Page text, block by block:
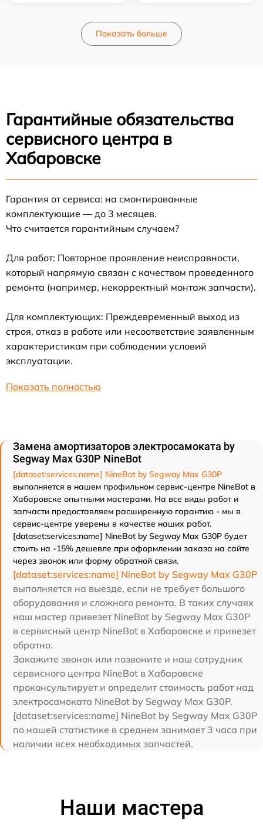
Показать больше
Гарантийные обязательства
сервисного центра в
Хабаровске
Гарантия от сервиса: на смонтированные
комплектующие — до 3 месяцев.
Что считается гарантийным случаем?
Для работ: Повторное проявление неисправности,
который напрямую связан с качеством проведенного
ремонта (например, некорректный монтаж запчасти).
Для комплектующих: Преждевременный выход из
строя, отказ в работе или несоответствие заявленным
характеристикам при соблюдении условий
эксплуатации.
Показать полностью
Замена амортизаторов электросамоката by
Segway Max G30P NineBot
[dataset:services:name] NineBot by Segway Max G30P
выполняется в нашем профильном сервис-центре NineBot в
Хабаровске опытными мастерами. На все виды работ и
запчасти предоставляем расширенную гарантию - мы в
сервис-центре уверены в качестве наших работ.
[dataset:services:name] NineBot by Segway Max G30P будет
стоить на -15% дешевле при оформлении заказа на сайте
через звонок или форму обратной связи.
[dataset:services:name] NineBot by Segway Max G30P
выполняется на выезде, если не требует большого
оборудования и сложного ремонта. В таких случаях
наш мастер привезет NineBot by Segway Max G30P
в сервисный центр NineBot в Хабаровске и привезет
обратно.
Закажите звонок или позвоните и наш сотрудник
сервисного центра NineBot в Хабаровске
проконсультирует и определит стоимость работ над
электросамоката NineBot by Segway Max G30P.
[dataset:services:name] NineBot by Segway Max G30P
по нашей статистике в среднем занимает 3 часа при
наличии всех необходимых запчастей.
Наши мастера